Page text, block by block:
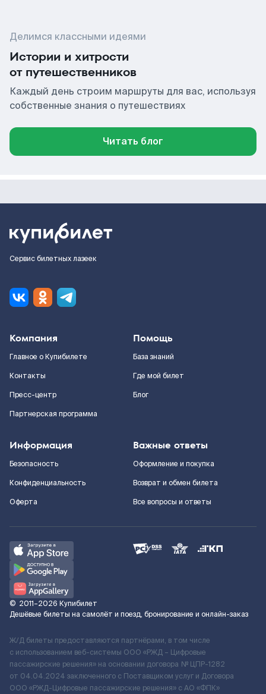
Делимся классными идеями
Истории и хитрости
от путешественников
Каждый день строим маршруты для вас, используя
собственные знания о путешествиях
Читать блог
Сервис билетных лазеек
Компания
Главное о Купибилете
Контакты
Пресс-центр
Партнерская программа
Помощь
База знаний
Где мой билет
Блог
Информация
Безопасность
Конфиденциальность
Оферта
Важные ответы
Оформление и покупка
Возврат и обмен билета
Все вопросы и ответы
© 2011–2026 Купибилет
Дешёвые билеты на самолёт и поезд, бронирование и онлайн-заказ
Ж/Д билеты предоставляются партнёрами, в том числе
с использованием веб-системы ООО «РЖД – Цифровые
пассажирские решения» на основании договора № ЦПР-1282
от 04.04.2024 заключенного с Поставщиком услуг и Договора
ООО «РЖД-Цифровые пассажирские решения» c АО «ФПК»